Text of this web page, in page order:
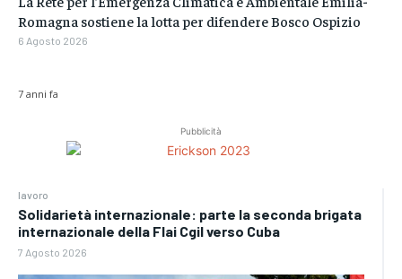
Pubblicità
lavoro
Solidarietà internazionale: parte la seconda brigata
internazionale della Flai Cgil verso Cuba
7 Agosto 2026
7 anni fa
Romagna sostiene la lotta per difendere Bosco Ospizio
6 Agosto 2026